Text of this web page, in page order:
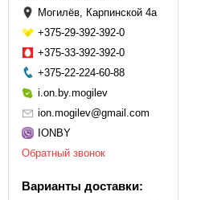
Могилёв, Карпинской 4а
+375-29-392-392-0
+375-33-392-392-0
+375-22-224-60-88
i.on.by.mogilev
ion.mogilev@gmail.com
IONBY
Обратный звонок
Варианты доставки: